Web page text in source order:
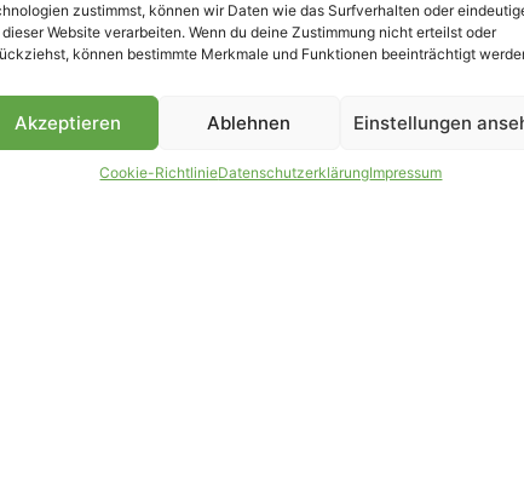
zustimmst, können wir Daten wie das Surfverhalten oder
Website verarbeiten. Wenn du deine Zustimmung nicht erteilst oder
können bestimmte Merkmale und Funktionen beeinträchtigt
Akzeptieren Ablehnen Einstellungen
Cookie-RichtlinieDatenschutzerklärungImpressum